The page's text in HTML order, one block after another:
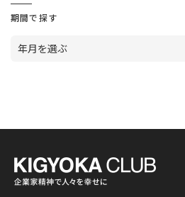
期間で探す
年月を選ぶ